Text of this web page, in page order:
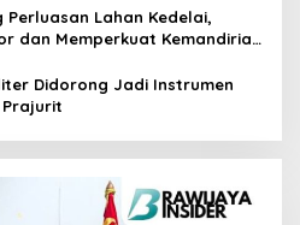
Perluasan Lahan Kedelai,
dan Memperkuat Kemandirian
Didorong Jadi Instrumen